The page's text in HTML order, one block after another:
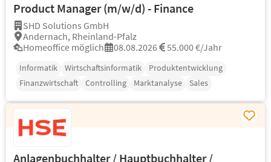
Product Manager (m/w/d) - Finance
SHD Solutions GmbH
Andernach, Rheinland-Pfalz
Homeoffice möglich
08.08.2026 55.000 €/Jahr
Informatik Wirtschaftsinformatik
Produktentwicklung
Finanzwirtschaft
Controlling Marktanalyse Sales
Anlagenbuchhalter / Hauptbuchhalter /